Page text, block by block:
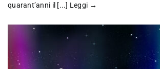
quarant’anni il [...] Leggi →